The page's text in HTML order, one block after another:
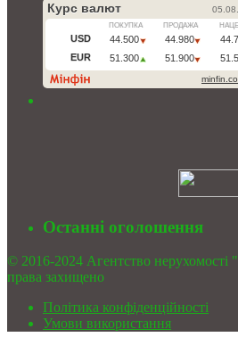
Останні оголошення
© 2016-2024 Агентство нерухомості
права захищено
Політика конфіденційності
Умови використання